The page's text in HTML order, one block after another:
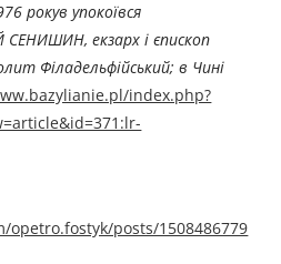
рокувупокоївся
екзарх і єпископ
Філадельфійський; в Чині
index.php?
opetro.fostyk/posts/1508486779